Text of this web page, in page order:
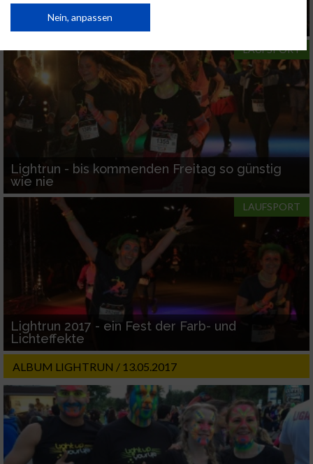
Nenngeldsprung beim Lightrun
LAUFSPORT
Lightrun - bis kommenden Freitag so günstig
wie nie
LAUFSPORT
Lightrun 2017 - ein Fest der Farb- und
Lichteffekte
ALBUM LIGHTRUN / 13.05.2017
von Inhalten.
Daten können außerhalb der Europäischen Union weitergegeben und in die
Website/App.
Partnerliste anzeigen (1 IAB-Anbieter)
Wir nutzen Ihre Daten für folgende Zwecke:
IAB-Verarbeitungszwecke:
Speichern von oder Zugriff auf Informationen
Verwendung reduzierter Daten zur Auswahl
von Werbeanzeigen
Erstellung von Profilen für personalisierte
Werbung
Verwendung von Profilen zur Auswahl
personalisierter Werbung
Erstellung von Profilen zur Personalisierung
von Inhalten
personalisierter Inhalte
Messung der Werbeleistung
Messung der Performance von Inhalten
Nein, anpassen